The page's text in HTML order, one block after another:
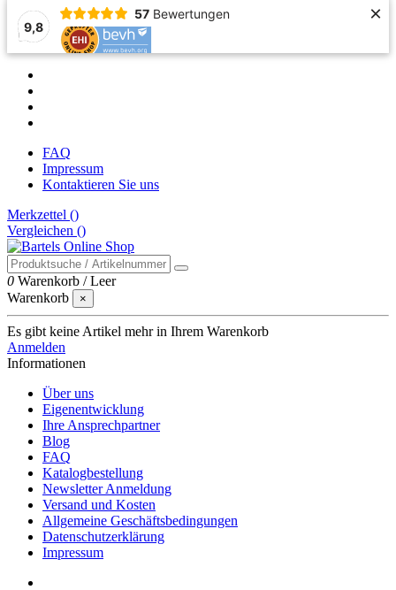
9,8
57 Bewertungen ×
FAQ
Impressum
Kontaktieren Sie uns
Merkzettel ()
Vergleichen ()
0 Warenkorb /Leer
Warenkorb
×
Es gibt keine Artikel mehr in Ihrem Warenkorb
Anmelden
Informationen
Über uns
Eigenentwicklung
Ihre Ansprechpartner
Blog
FAQ
Katalogbestellung
Newsletter Anmeldung
Versand und Kosten
Allgemeine Geschäftsbedingungen
Datenschutzerklärung
Impressum